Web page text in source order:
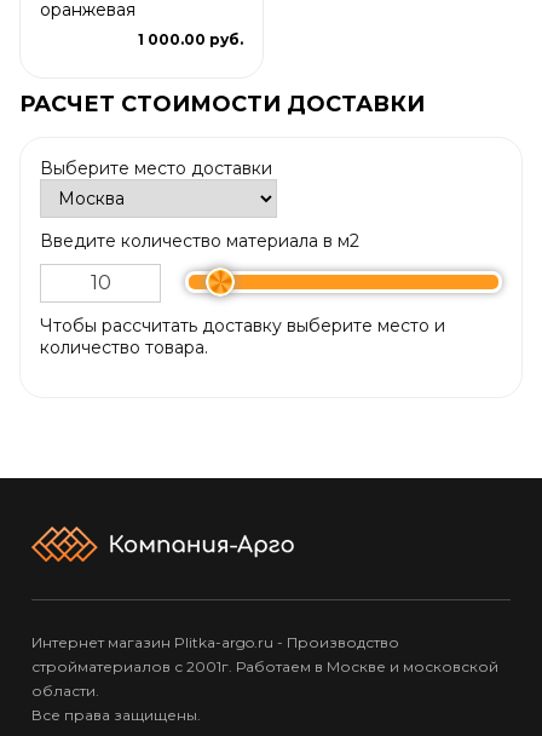
оранжевая
1 000.00 руб.
РАСЧЕТ СТОИМОСТИ ДОСТАВКИ
Выберите место доставки
Введите количество материала в м2
Чтобы рассчитать доставку выберите место и
количество товара.
Интернет магазин Plitka-argo.ru - Производство
стройматериалов с 2001г. Работаем в Москве и московской
области.
Все права защищены.